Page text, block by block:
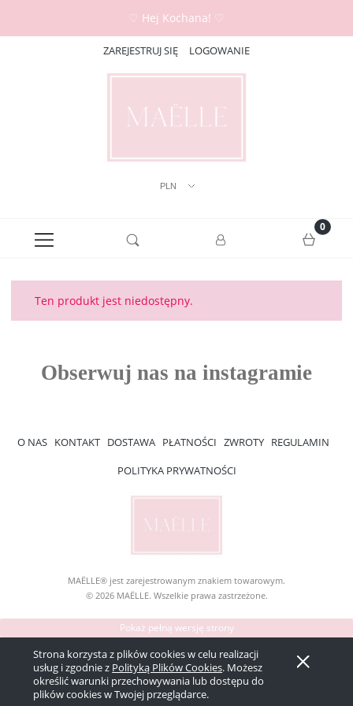
Strona korzysta z plików cookies w celu realizacji
usług i zgodnie z Polityką Plików Cookies. Możesz
określić warunki przechowywania lub dostępu do
plików cookies w Twojej przeglądarce.
♡ Hej Kochana! ♡
ZAREJESTRUJ SIĘ LOGOWANIE
Ten produkt jest niedostępny.
O NAS KONTAKT DOSTAWA PŁATNOŚCI ZWROTY REGULAMIN
POLITYKA PRYWATNOŚCI
MAËLLE® jest zarejestrowanym znakiem towarowym.
© 2026 MAËLLE. Wszelkie prawa zastrzeżone.
Pokaż pełną wersję strony
Sklep internetowy Shoper Premium